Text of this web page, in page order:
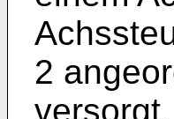
2